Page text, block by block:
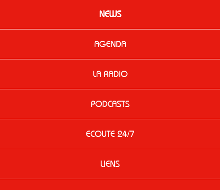
NEWS
AGENDA
LA RADIO
PODCASTS
ECOUTE 24/7
LIENS